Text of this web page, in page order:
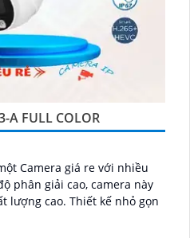
A FULL COLOR
Camera giá re với nhiều
kế nhỏ gọn